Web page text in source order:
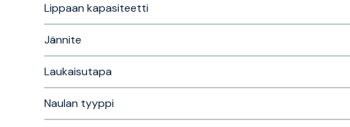
Lippaan kapasiteetti
Jännite
Laukaisutapa
Naulan tyyppi